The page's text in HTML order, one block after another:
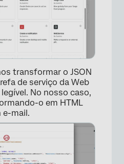
×
transformar o JSON
de serviço da Web
No nosso caso,
o em HTML
e-mail.